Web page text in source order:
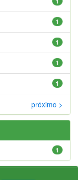
1
1
1
1
próximo >
1